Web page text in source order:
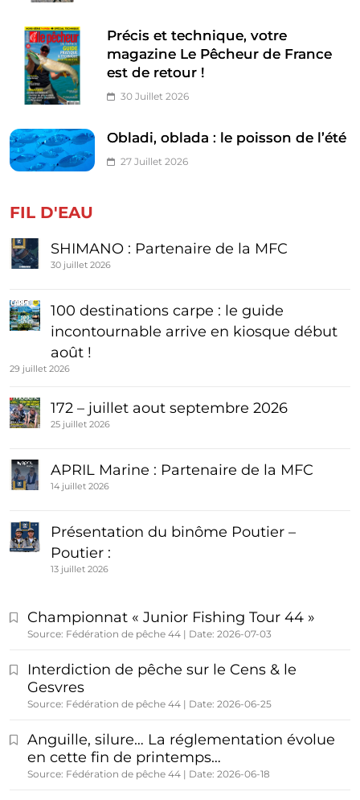
Précis et technique, votre
magazine Le Pêcheur de France
est de retour !
30 Juillet 2026
Obladi, oblada : le poisson de l’été
27 Juillet 2026
FIL D'EAU
SHIMANO : Partenaire de la MFC
30 juillet 2026
100 destinations carpe : le guide
incontournable arrive en kiosque début
août !
29 juillet 2026
172 – juillet aout septembre 2026
25 juillet 2026
APRIL Marine : Partenaire de la MFC
14 juillet 2026
Présentation du binôme Poutier –
Poutier :
13 juillet 2026
Championnat « Junior Fishing Tour 44 »
Source: Fédération de pêche 44 Date: 2026-07-03
Interdiction de pêche sur le Cens & le
Gesvres
Source: Fédération de pêche 44 Date: 2026-06-25
Anguille, silure… La réglementation évolue
en cette fin de printemps…
Source: Fédération de pêche 44 Date: 2026-06-18